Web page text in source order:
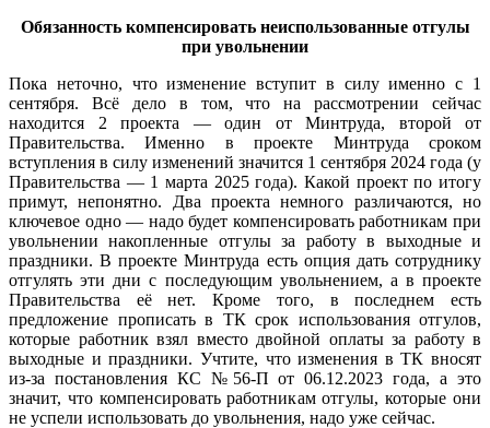
Обязанность компенсировать неиспользованные отгулы
при увольнении
Пока неточно, что изменение вступит в силу именно с 1
сентября. Всё дело в том, что на рассмотрении сейчас
находится 2 проекта — один от Минтруда, второй от
Правительства. Именно в проекте Минтруда сроком
вступления в силу изменений значится 1 сентября 2024 года (у
Правительства — 1 марта 2025 года). Какой проект по итогу
примут, непонятно. Два проекта немного различаются, но
ключевое одно — надо будет компенсировать работникам при
увольнении накопленные отгулы за работу в выходные и
праздники. В проекте Минтруда есть опция дать сотруднику
отгулять эти дни с последующим увольнением, а в проекте
Правительства её нет. Кроме того, в последнем есть
предложение прописать в ТК срок использования отгулов,
которые работник взял вместо двойной оплаты за работу в
выходные и праздники. Учтите, что изменения в ТК вносят
из-за постановления КС №56-П от 06.12.2023 года, а это
значит, что компенсировать работникам отгулы, которые они
не успели использовать до увольнения, надо уже сейчас.